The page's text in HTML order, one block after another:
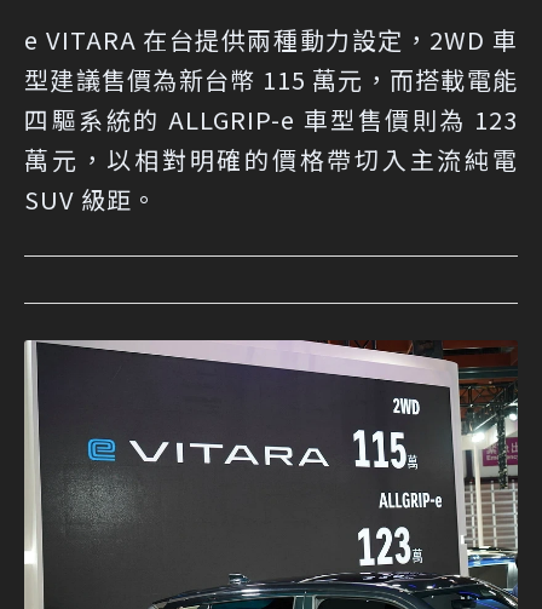
e VITARA 在台提供兩種動力設定，2WD 車
型建議售價為新台幣 115 萬元，而搭載電能
四驅系統的 ALLGRIP-e 車型售價則為 123
萬元，以相對明確的價格帶切入主流純電
SUV 級距。